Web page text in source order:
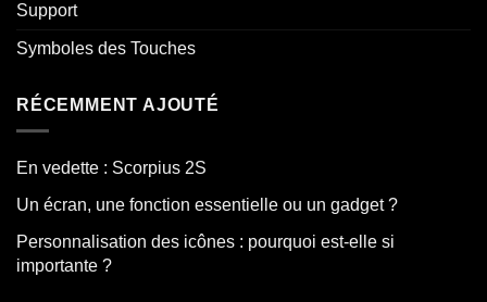
Support
Symboles des Touches
RÉCEMMENT AJOUTÉ
En vedette : Scorpius 2S
Un écran, une fonction essentielle ou un gadget ?
Personnalisation des icônes : pourquoi est-elle si
importante ?